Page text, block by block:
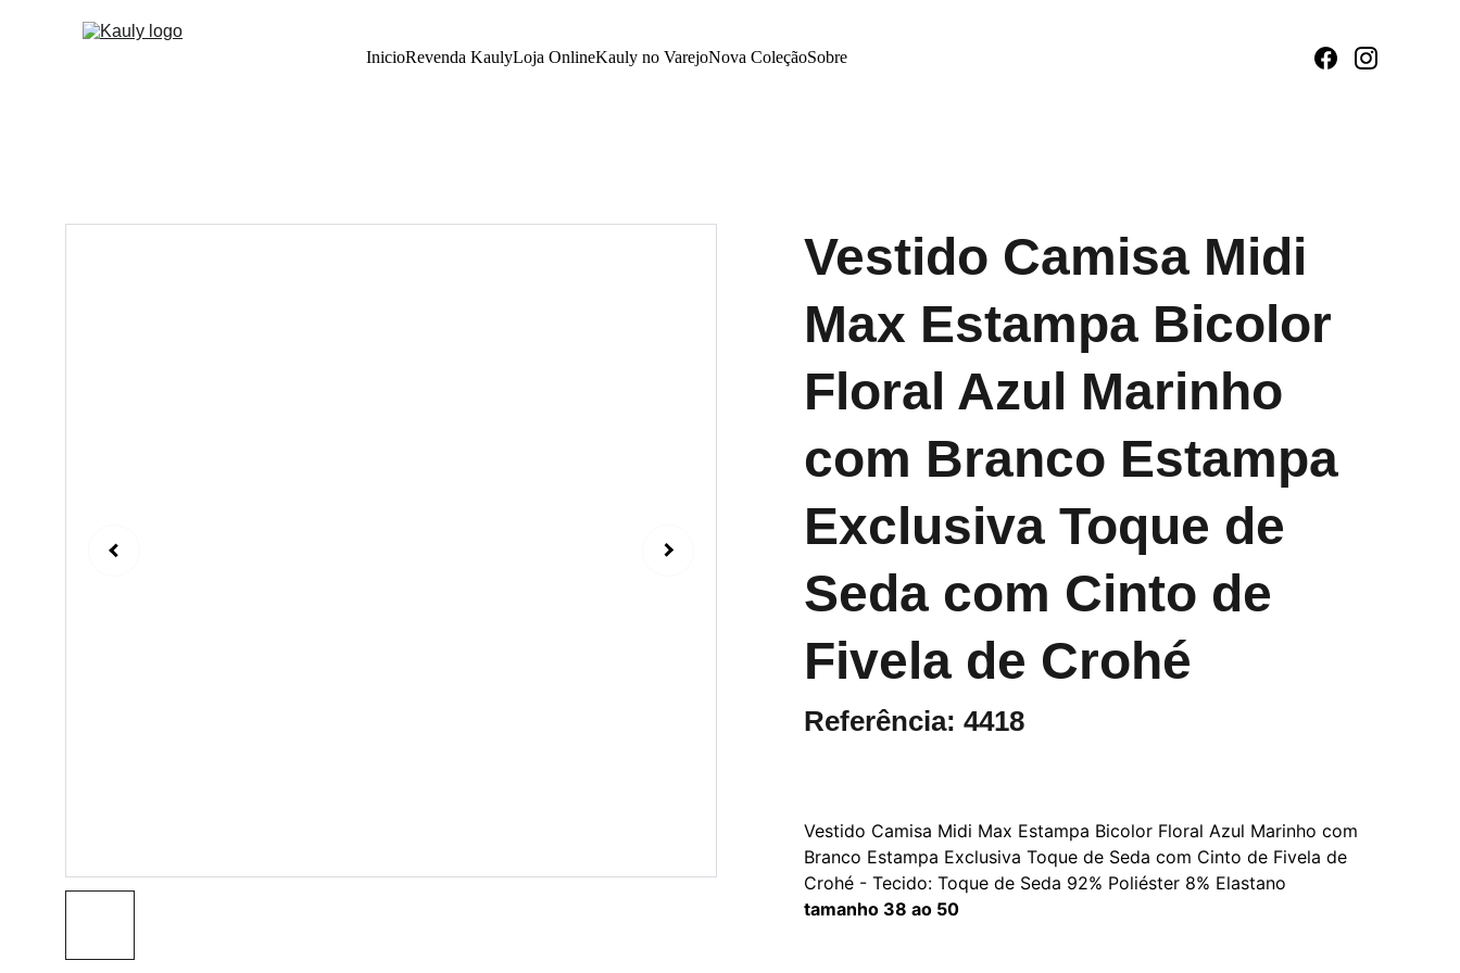
InicioRevenda KaulyLoja OnlineKauly no VarejoNova ColeçãoSobre
Vestido Camisa Midi
Max Estampa Bicolor
Floral Azul Marinho
com Branco Estampa
Exclusiva Toque de
Seda com Cinto de
Fivela de Crohé
Referência: 4418
Vestido Camisa Midi Max Estampa Bicolor Floral Azul Marinho com
Branco Estampa Exclusiva Toque de Seda com Cinto de Fivela de
Crohé - Tecido: Toque de Seda 92% Poliéster 8% Elastano
tamanho 38 ao 50